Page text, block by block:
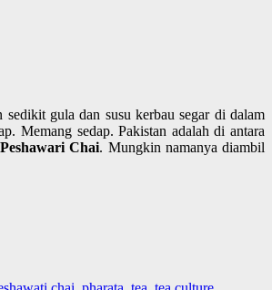
sedikit gula dan susu kerbau segar di dalam
Memang sedap. Pakistan adalah di antara
Peshawari Chai. Mungkin namanya diambil